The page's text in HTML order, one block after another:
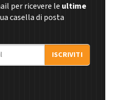
per ricevere le ultime
casella di posta
ISCRIVITI